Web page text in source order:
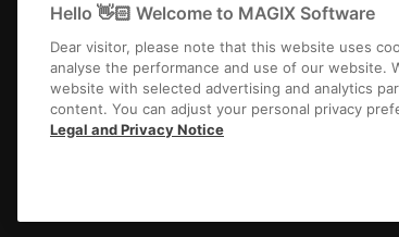
Hello 👋🏻 Welcome to MAGIX Software
Dear visitor, please note that this website uses
analyse the performance and use of our website.
website with selected advertising and analytics
content. You can adjust your personal privacy
Legal and Privacy Notice